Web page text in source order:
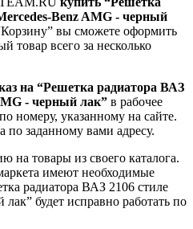
Benz AMG - черный
вы сможете оформить
товар всего за несколько
на “Решетка радиатора ВАЗ
- черный лак” в рабочее
номеру, указанному на сайте.
заданному вами адресу.
на товары из своего каталога.
имеют необходимые
радиатора ВАЗ 2106 стиле
будет исправно работать по